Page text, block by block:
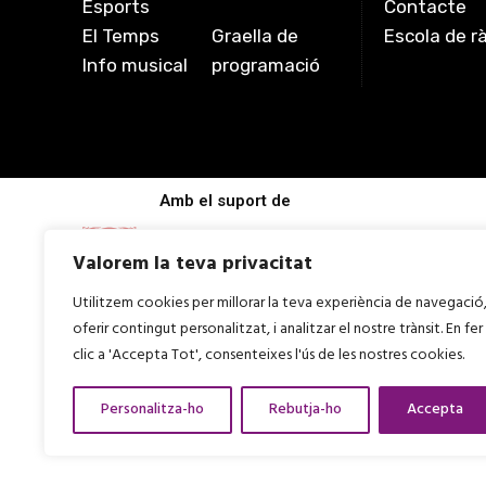
Valorem la teva privacitat
Utilitzem cookies per millorar la teva experiència de navegació,
oferir contingut personalitzat, i analitzar el nostre trànsit. En fer
clic a 'Accepta Tot', consenteixes l'ús de les nostres cookies.
Personalitza-ho Rebutja-ho Accepta
Esports
El Temps
Info musical
Graella de
programació
Contacte
Escola de
Amb el suport de